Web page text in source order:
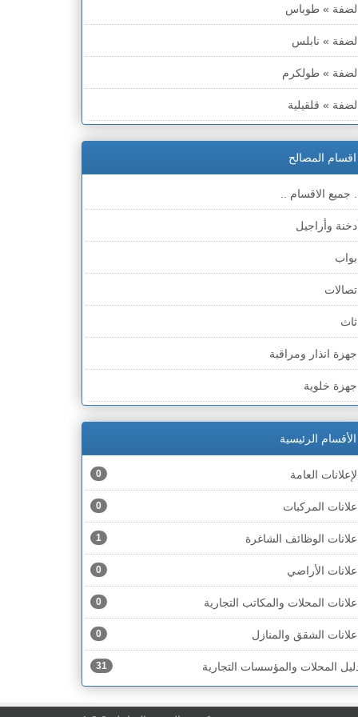
» طوباس
» نابلس
» طولكرم
» قلقيلية
الضفة » رام الله والبيره
» أريحا
» الخليل
» بيت لحم
غزة
الأخضر » حيفا
الأخضر » رهط
الأخضر » أم الفحم
الأخضر » الناصرة
الأخضر » عكا ونهاريا
الأخضر » الجليل
الأخضر » مرج ابن عامر
الأخضر » البطوف
الأخضر » الجولان
الأخضر » الشارون
الأخضر » القدس
اقسام المصالح
.. جميع الاقسام ..
وأراجيل
انذار ومراقبة
خلوية
اجهزة كهربائية
مكتبية
رياضية
صحية
كهربائية
منزلية
الأقسام الرئيسية
العامة 0
المركبات 0
الوظائف الشاغرة 1
الأراضي 0
المحلات والمكاتب التجارية 0
الشقق والمنازل 0
المحلات والمؤسسات التجارية 31